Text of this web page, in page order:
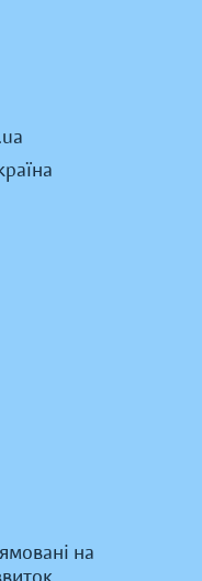
на